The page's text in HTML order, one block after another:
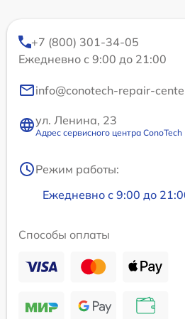
+7 (800) 301-34-05
Ежедневно с 9:00 до 21:00
info@conotech-repair-
ул. Ленина, 23
Адрес сервисного центра ConoTech
Режим работы:
Ежедневно с 9:00 до
Способы оплаты